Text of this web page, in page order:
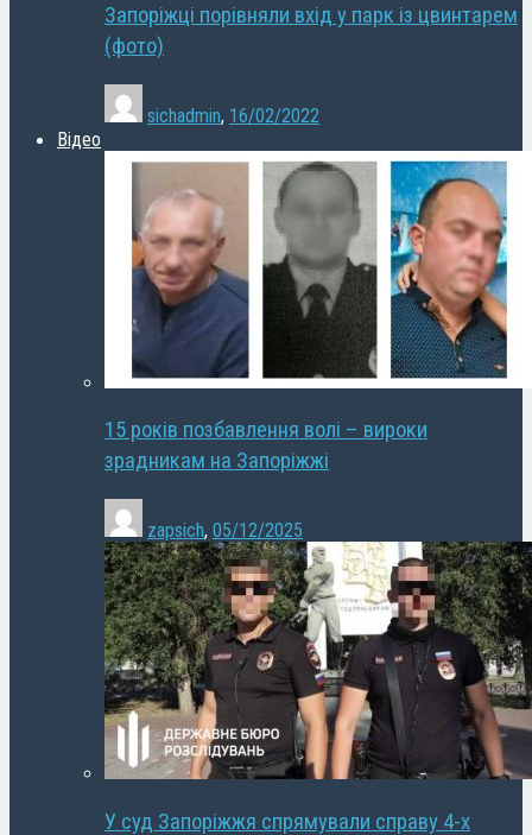
Запоріжці порівняли вхід у парк із цвинтарем
(фото)
sichadmin, 16/02/2022
Відео
15 років позбавлення волі – вироки
зрадникам на Запоріжжі
zapsich, 05/12/2025
У суд Запоріжжя спрямували справу 4-х